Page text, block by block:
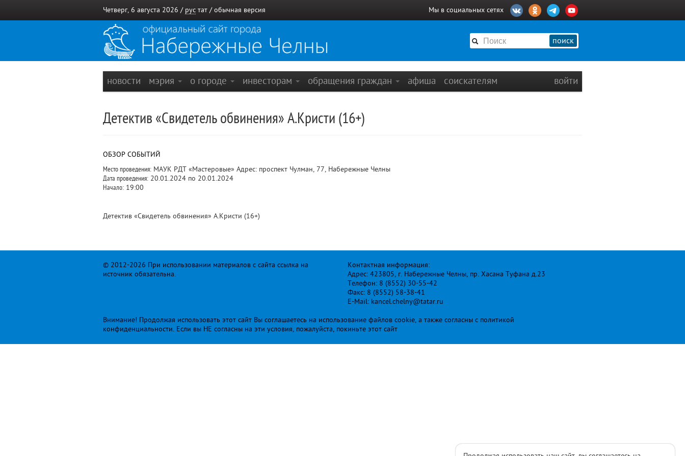
Четверг, 6 августа 2026 / рус тат / обычная версия Мы в социальных сетях
поиск
новости мэрия о городе инвесторам обращения граждан афиша соискателям войти
Детектив «Свидетель обвинения» А.Кристи (16+)
ОБЗОР СОБЫТИЙ
Место проведения: МАУК РДТ «Мастеровые» Адрес: проспект Чулман, 77, Набережные Челны
Дата проведения: 20.01.2024 по 20.01.2024
Начало: 19:00
Детектив «Свидетель обвинения» А.Кристи (16+)
© 2012-2026 При использовании материалов с сайта ссылка на
источник обязательна.
Контактная информация:
Адрес: 423805, г. Набережные Челны, пр. Хасана Туфана д.23
Телефон: 8 (8552) 30-55-42
Факс: 8 (8552) 58-38-41
E-Mail: kancel.chelny@tatar.ru
Внимание! Продолжая использовать этот сайт Вы соглашаетесь на использование файлов cookie, а также согласны с политикой
конфиденциальности. Если вы НЕ согласны на эти условия, пожалуйста, покиньте этот сайт